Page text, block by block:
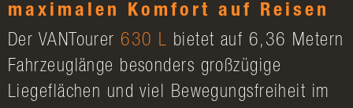
maximalen Komfort auf Reisen
Der VANTourer 630 L bietet auf 6,36 Metern
Fahrzeuglänge besonders großzügige
Liegeflächen und viel Bewegungsfreiheit im